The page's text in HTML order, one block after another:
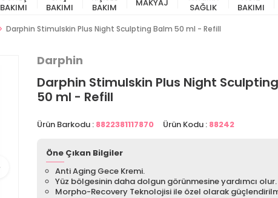
BAKIMI
BAKIMI
BAKIM
MAKYAJ
SAĞLIK
BAKIMI
Darphin Stimulskin Plus Night Sculpting Balm 50 ml - Refill
Darphin
Darphin Stimulskin Plus Night
50 ml - Refill
Ürün Barkodu : 8822381117870 Ürün Kodu : 88242
Öne Çıkan Bilgiler
Anti Aging Gece Kremi.
Yüz bölgesinin daha dolgun görünmesine yardımcı olur.
Morpho-Recovery Teknolojisi ile özel olarak